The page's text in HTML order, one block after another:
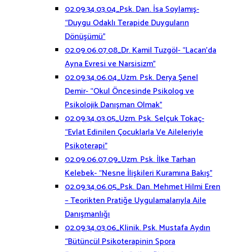
02.09.34.03.04_Psk. Dan. İsa Soylamış-
“Duygu Odaklı Terapide Duyguların
Dönüşümü”
02.09.06.07.08_Dr. Kamil Tuzgöl- “Lacan’da
Ayna Evresi ve Narsisizm”
02.09.34.06.04_Uzm. Psk. Derya Şenel
Demir- “Okul Öncesinde Psikolog ve
Psikolojik Danışman Olmak”
02.09.34.03.05_Uzm. Psk. Selçuk Tokaç-
“Evlat Edinilen Çocuklarla Ve Aileleriyle
Psikoterapi”
02.09.06.07.09_Uzm. Psk. İlke Tarhan
Kelebek- “Nesne İlişkileri Kuramına Bakış”
02.09.34.06.05_Psk. Dan. Mehmet Hilmi Eren
– Teorikten Pratiğe Uygulamalarıyla Aile
Danışmanlığı
02.09.34.03.06_Klinik. Psk. Mustafa Aydın
“Bütüncül Psikoterapinin Spora